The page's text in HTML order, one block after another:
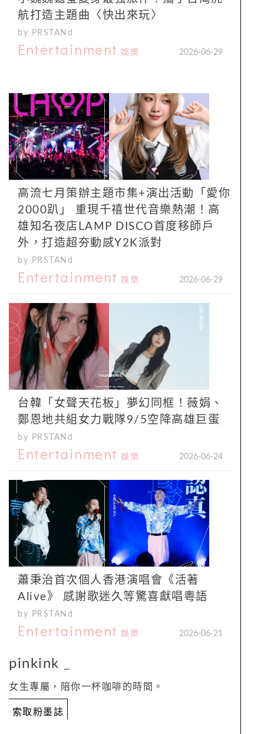
航打造主題曲〈快出來玩〉
by PRSTANd
Entertainment 娛樂 2026-06-29
高流七月策辦主題市集+演出活動「愛你
2000趴」 重現千禧世代音樂熱潮！高
雄知名夜店LAMP DISCO首度移師戶
外，打造超夯動感Y2K派對
by PRSTANd
Entertainment 娛樂 2026-06-29
台韓「女聲天花板」夢幻同框！薇娟、
鄭恩地共組女力戰隊9/5空降高雄巨蛋
by PRSTANd
Entertainment 娛樂 2026-06-24
蕭秉治首次個人香港演唱會《活著
Alive》 感謝歌迷久等驚喜獻唱粵語
by PRSTANd
Entertainment 娛樂 2026-06-21
pinkink
女生專屬，陪你一杯咖啡的時間。
索取粉墨誌